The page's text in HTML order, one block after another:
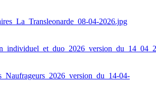
04-2026.jpg
04-